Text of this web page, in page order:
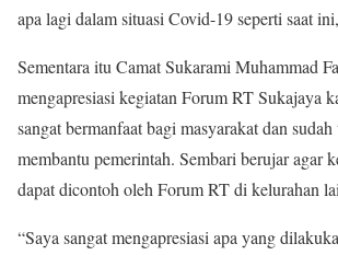
apa lagi dalam situasi Covid-19 seperti saat
Sementara itu Camat Sukarami Muhammad
mengapresiasi kegiatan Forum RT Sukajaya
sangat bermanfaat bagi masyarakat dan
membantu pemerintah. Sembari berujar agar
dapat dicontoh oleh Forum RT di kelurahan
“Saya sangat mengapresiasi apa yang